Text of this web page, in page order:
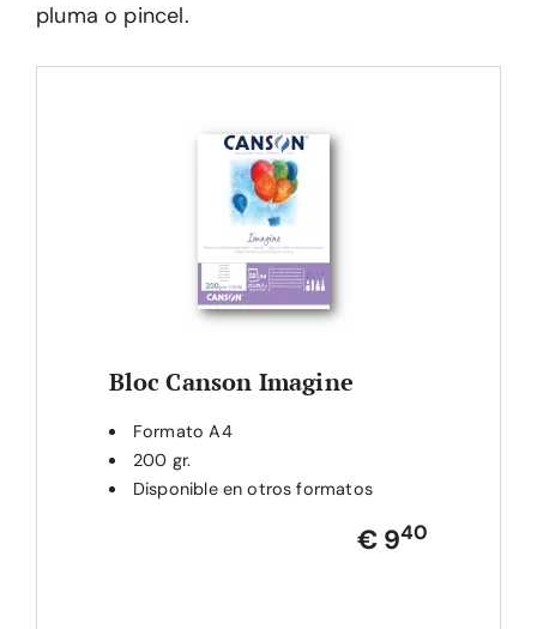
pluma o pincel.
Bloc Canson Imagine
Formato A4
200 gr.
Disponible en otros formatos
€ 940